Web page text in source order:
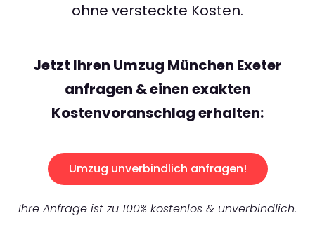
ohne versteckte Kosten.
Jetzt Ihren Umzug München Exeter
anfragen & einen exakten
Kostenvoranschlag erhalten:
Umzug unverbindlich anfragen!
Ihre Anfrage ist zu 100% kostenlos & unverbindlich.